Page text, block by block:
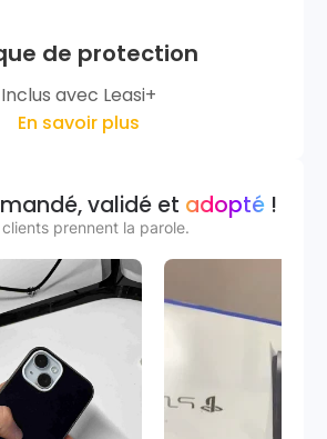
de protection
Inclus avec Leasi+
En savoir plus
validé et adopté !
prennent la parole.